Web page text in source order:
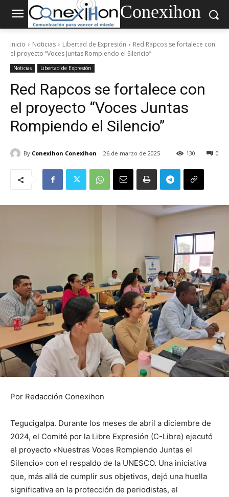
Conexihon
Inicio Noticias Libertad de Expresión
Red Rapcos se fortalece con
el proyecto “Voces Juntas Rompiendo el Silencio”
Noticias Libertad de Expresión
Red Rapcos se fortalece con
el proyecto “Voces Juntas
Rompiendo el Silencio”
By Conexihon Conexihon 26 de marzo de 2025 0
130
Por Redacción Conexihon
Tegucigalpa. Durante los meses de abril a diciembre de
2024, el Comité por la Libre Expresión (C-Libre) ejecutó
el proyecto «Nuestras Voces Rompiendo Juntas el
Silencio» con el respaldo de la UNESCO. Una iniciativa
que, más allá de cumplir sus objetivos, dejó una huella
significativa en la protección de periodistas, el